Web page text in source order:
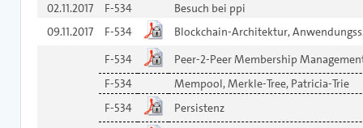
02.11.2017
F-534
Besuch bei ppi
09.11.2017
F-534 Blockchain-Architektur,
F-534
Peer-2-Peer Membership
F-534
Mempool, Merkle-Tree, Patricia-Trie
F-534
Persistenz